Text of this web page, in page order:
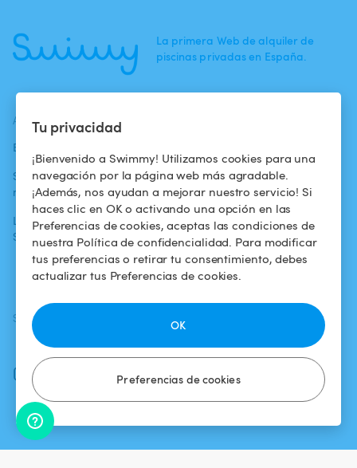
Tu privacidad
¡Bienvenido a Swimmy! Utilizamos cookies para una
navegación por la página web más agradable.
¡Además, nos ayudan a mejorar nuestro servicio! Si
haces clic en OK o activando una opción en las
Preferencias de cookies, aceptas las condiciones de
nuestra Política de confidencialidad. Para modificar
tus preferencias o retirar tu consentimiento, debes
actualizar tus Preferencias de cookies.
Preferencias de cookies
OK
La primera Web de alquiler de
piscinas privadas en España.
ACTUALIDADES
Blog
Swimmy en los
medios
La aventura
Swimmy
Para los
propietarios
Alquilar mi
piscina
¿Cómo funciona?
Condiciones de
uso
Política de
confidencialidad
Aviso legal
SÍGUENOS
Facebook
Instagram